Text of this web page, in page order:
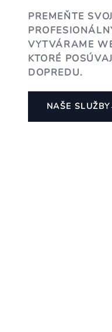
PREMEŇTE
VYTVÁRAME
KTORÉ
DOPREDU.
NAŠE SLUŽBY